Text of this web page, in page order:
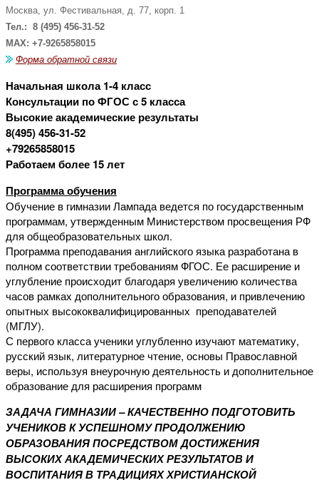
Москва, ул. Фестивальная, д. 77, корп. 1
Тел.: 8 (495) 456-31-52
МАХ: +7-9265858015
Форма обратной связи
Начальная школа 1-4 класс
Консультации по ФГОС с 5 класса
Высокие академические результаты
8(495) 456-31-52
+79265858015
Работаем более 15 лет
Программа обучения
Обучение в гимназии Лампада ведется по государственным
программам, утвержденным Министерством просвещения РФ
для общеобразовательных школ.
Программа преподавания английского языка разработана в
полном соответствии требованиям ФГОС. Ее расширение и
углубление происходит благодаря увеличению количества
часов рамках дополнительного образования, и привлечению
опытных высококвалифицированных преподавателей
(МГЛУ).
С первого класса ученики углубленно изучают математику,
русский язык, литературное чтение, основы Православной
веры, используя внеурочную деятельность и дополнительное
образование для расширения программ
ЗАДАЧА ГИМНАЗИИ – КАЧЕСТВЕННО ПОДГОТОВИТЬ
УЧЕНИКОВ К УСПЕШНОМУ ПРОДОЛЖЕНИЮ
ОБРАЗОВАНИЯ ПОСРЕДСТВОМ ДОСТИЖЕНИЯ
ВЫСОКИХ АКАДЕМИЧЕСКИХ РЕЗУЛЬТАТОВ И
ВОСПИТАНИЯ В ТРАДИЦИЯХ ХРИСТИАНСКОЙ